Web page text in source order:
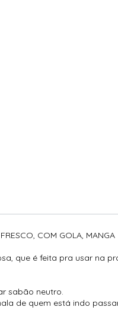
COM GOLA,
que é feita pra usar na
sabão neutro.
de quem está indo